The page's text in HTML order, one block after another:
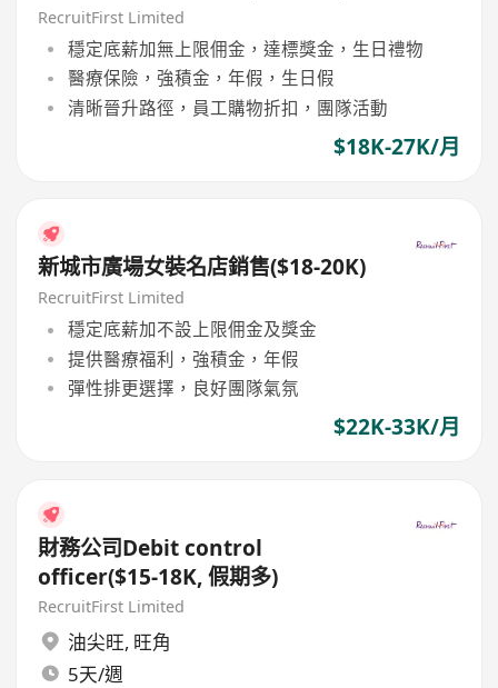
RecruitFirst Limited
穩定底薪加無上限佣金，達標獎金，生日禮物
醫療保險，強積金，年假，生日假
清晰晉升路徑，員工購物折扣，團隊活動
$18K-27K/月
新城市廣場女裝名店銷售($18-20K)
RecruitFirst Limited
穩定底薪加不設上限佣金及獎金
提供醫療福利，強積金，年假
彈性排更選擇，良好團隊氣氛
$22K-33K/月
財務公司Debit control
officer($15-18K, 假期多)
RecruitFirst Limited
油尖旺, 旺角
5天/週